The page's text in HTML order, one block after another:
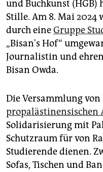
genossenschaft
epaper login
und Buchkunst (HGB)
Stille. Am 8. Mai 2024
durch eineGruppe
„Bisan's Hof“
Journalistin und
Bisan Owda.
Die Versammlung
Solidarisierung mit
Schutzraum für von
Studierende dienen.
Sofas, Tischen und